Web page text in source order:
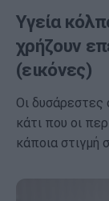
Υγεία
χρήζουν
(εικόνες)
Οι δυσάρεστες
κάτι που οι
κάποια στιγμή